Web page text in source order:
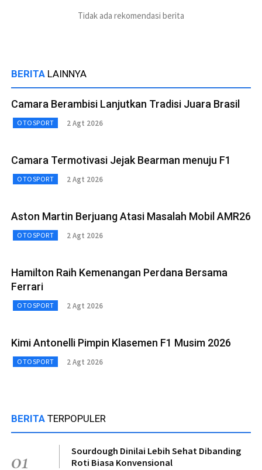
Tidak ada rekomendasi berita
BERITA LAINNYA
Camara Berambisi Lanjutkan Tradisi Juara Brasil
OTOSPORT 2 Agt 2026
Camara Termotivasi Jejak Bearman menuju F1
OTOSPORT 2 Agt 2026
Aston Martin Berjuang Atasi Masalah Mobil AMR26
OTOSPORT 2 Agt 2026
Hamilton Raih Kemenangan Perdana Bersama
Ferrari
OTOSPORT 2 Agt 2026
Kimi Antonelli Pimpin Klasemen F1 Musim 2026
OTOSPORT 2 Agt 2026
BERITA TERPOPULER
01
Sourdough Dinilai Lebih Sehat Dibanding
Roti Biasa Konvensional